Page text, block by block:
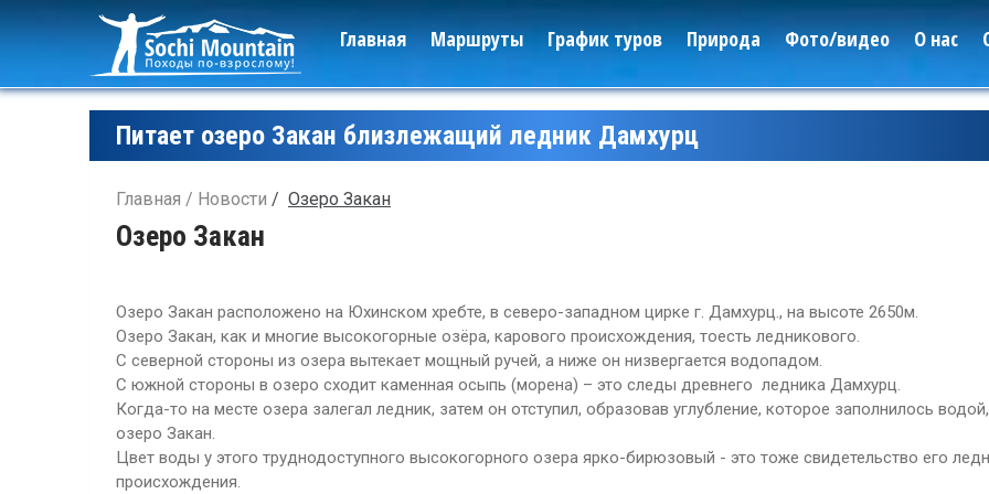
Главная Маршруты График туров Природа Фото/видео О нас
Питает озеро Закан близлежащий ледник Дамхурц
Главная Новости Озеро Закан
Озеро Закан
Озеро Закан расположено на Юхинском хребте, в северо-западном цирке г. Дамхурц., на высоте 2650м.
Озеро Закан, как и многие высокогорные озёра, карового происхождения, тоесть ледникового.
С северной стороны из озера вытекает мощный ручей, а ниже он низвергается водопадом.
С южной стороны в озеро сходит каменная осыпь (морена) – это следы древнего ледника Дамхурц.
Когда-то на месте озера залегал ледник, затем он отступил, образовав углубление, которое заполнилось
озеро Закан.
Цвет воды у этого труднодоступного высокогорного озера ярко-бирюзовый - это тоже свидетельство его
происхождения.
Леса